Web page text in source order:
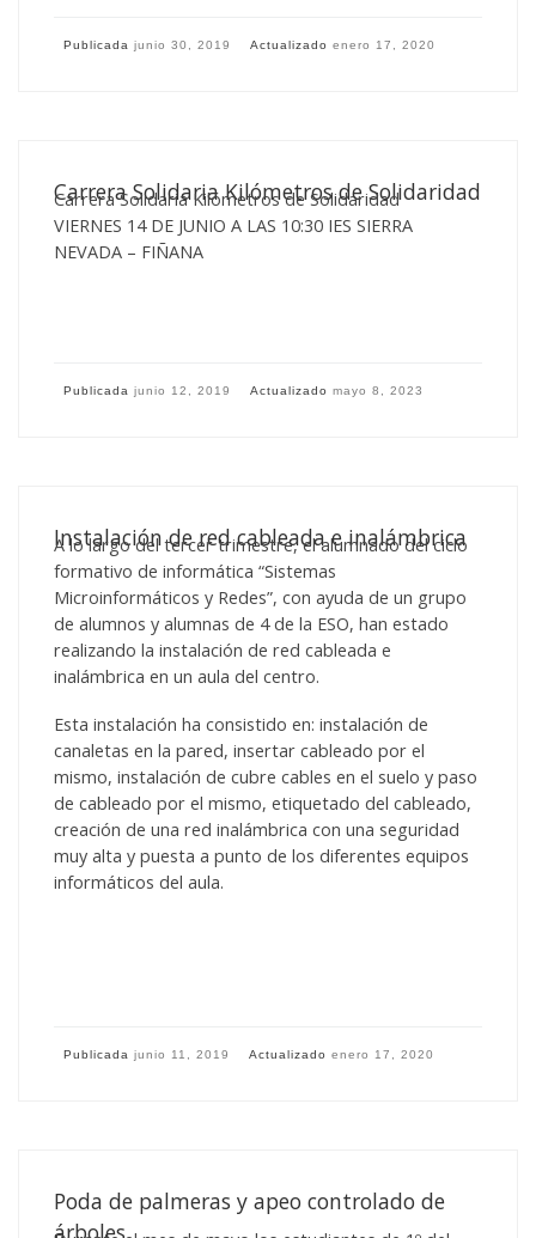
Publicadajunio 30, 2019 Actualizadoenero 17, 2020
Carrera Solidaria Kilómetros de Solidaridad
Carrera Solidaria Kilómetros de Solidaridad
VIERNES 14 DE JUNIO A LAS 10:30 IES SIERRA
NEVADA – FIÑANA
Publicadajunio 12, 2019 Actualizadomayo 8, 2023
Instalación de red cableada e inalámbrica
A lo largo del tercer trimestre, el alumnado del ciclo
formativo de informática “Sistemas
Microinformáticos y Redes”, con ayuda de un grupo
de alumnos y alumnas de 4 de la ESO, han estado
realizando la instalación de red cableada e
inalámbrica en un aula del centro.
Esta instalación ha consistido en: instalación de
canaletas en la pared, insertar cableado por el
mismo, instalación de cubre cables en el suelo y paso
de cableado por el mismo, etiquetado del cableado,
creación de una red inalámbrica con una seguridad
muy alta y puesta a punto de los diferentes equipos
informáticos del aula.
Publicadajunio 11, 2019 Actualizadoenero 17, 2020
Poda de palmeras y apeo controlado de
árboles